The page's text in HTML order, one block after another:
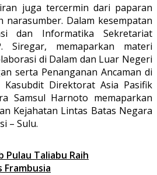
juga tercermin dari paparan
narasumber. Dalam kesempatan
dan Informatika Sekretariat
Siregar, memaparkan materi
di Dalam dan Luar Negeri
serta Penanganan Ancaman di
Kasubdit Direktorat Asia Pasifik
Samsul Harnoto memaparkan
Kejahatan Lintas Batas Negara
– Sulu.
Pulau Taliabu Raih
Frambusia